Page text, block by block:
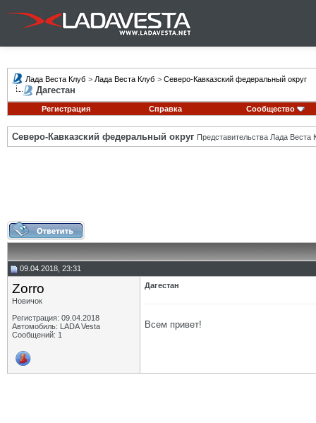
Лада Веста Клуб > Лада Веста Клуб > Северо-Кавказский федеральный округ
Дагестан
Регистрация Справка Сообщество
Северо-Кавказский федеральный округ Представительства Лада Веста
09.04.2018, 23:31
Zorro
Новичок
Регистрация: 09.04.2018
Автомобиль: LADA Vesta
Сообщений: 1
Дагестан
Всем привет!